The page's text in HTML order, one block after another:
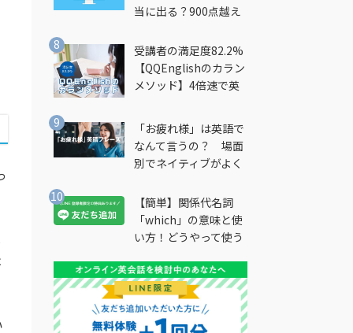
当に出る？900点越え
受講者の満足度82.2%
【QQEnglishのカラン
メソッド】4倍速で英
法とは？
「お疲れ様」は英語で
なんて言うの？ 場面
別でネイティブがよく
説
【簡単】関係代名詞
「which」の意味と使
い方！どうやって使う